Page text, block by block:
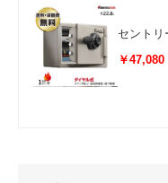
￥47,080
セントリ